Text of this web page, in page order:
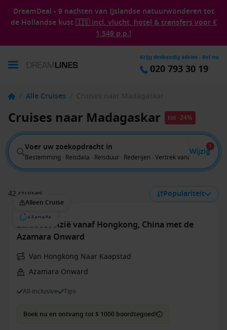
DreamDeal - 9 nachten van IJslandse natuurwonderen tot
de Hollandse kust 🇮🇸 incl. vlucht, hotel & transfers voor €
1.549 p.p.!
Krijg deskundig advies - Bel nu
020 793 30 19
/ Alle Cruises / Cruises naar Madagaskar
Cruises naar Madagaskar tot -24%
Voer uw zoekopdracht in
Bestemming · Reisdata · Reisduur · Rederijen · Vertrek vanaf
Wijzig
1
42 cruises Populariteit
Alleen Cruise
Zuidoost-Azië vanaf Hongkong, China met de
Azamara Onward
Van Hongkong Naar Kaapstad
Azamara Onward
All-inclusive Tips
Boek nu en ontvang tot $ 1000 boordtegoed!